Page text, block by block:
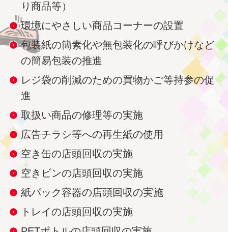
り商品等）
環境にやさしい商品コーナーの設置
包装紙の簡素化や無包装化の呼びかけなど
の簡易包装の推進
レジ袋の削減のための買物かご等持参の促
進
取扱い商品の修理等の実施
広告チラシ等への再生紙の使用
空き缶の店頭回収の実施
空きビンの店頭回収の実施
紙パック容器の店頭回収の実施
トレイの店頭回収の実施